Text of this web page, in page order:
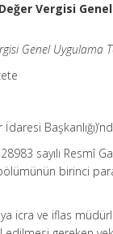
Vergisi
Genel Uygulama
sayılı Resmî
birinci
icra ve iflas